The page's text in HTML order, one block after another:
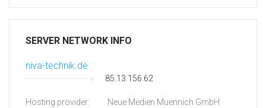
SERVER NETWORK INFO
niva-technik.de
85.13.156.62
Hosting provider: Neue Medien Muennich GmbH